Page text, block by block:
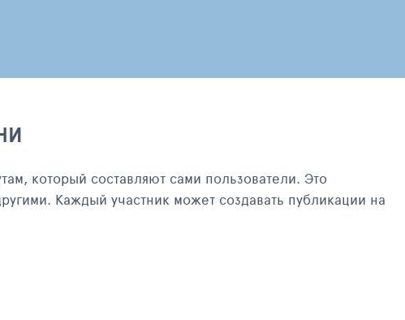
который составляют сами пользователи. Это
Каждый участник может создавать публикации на